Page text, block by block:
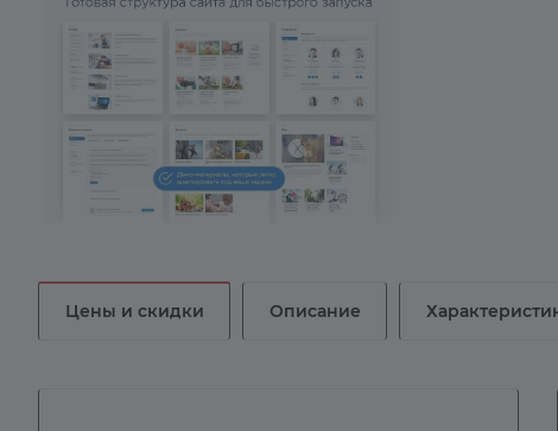
Цены и скидки Описание